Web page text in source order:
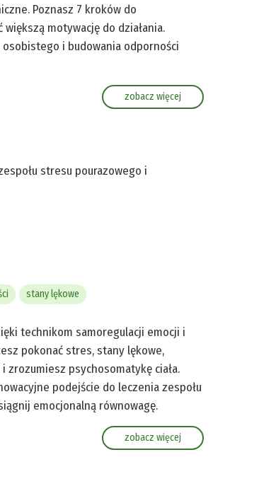
Poznasz 7 kroków do
motywację do działania.
i budowania odporności
zobacz więcej
stresu pourazowego i
stany lękowe
technikom samoregulacji emocji i
pokonać stres, stany lękowe,
zrozumiesz psychosomatykę ciała.
podejście do leczenia zespołu
emocjonalną równowagę.
zobacz więcej